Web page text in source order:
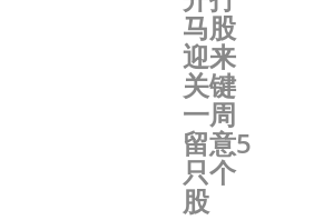
马股
迎来
关键
一周
留意5
只个
股